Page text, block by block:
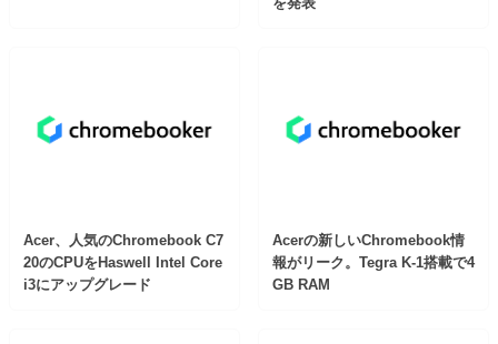
Acer、人気のChromebook C7
20のCPUをHaswell Intel Core
i3にアップグレード
Acerの新しいChromebook情
報がリーク。Tegra K-1搭載で4
GB RAM